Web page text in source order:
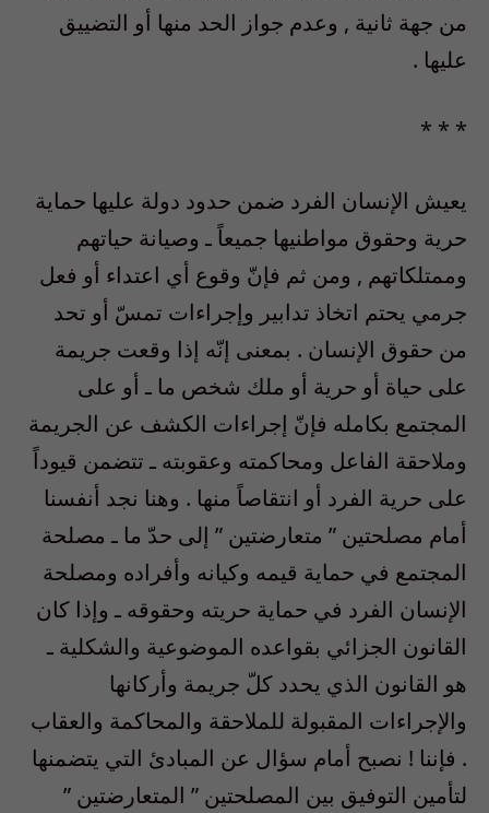
من جهة ثانية , وعدم جواز الحد منها أو التضييق
عليها .
* * *
يعيش الإنسان الفرد ضمن حدود دولة عليها حماية
حرية وحقوق مواطنيها جميعاً ـ وصيانة حياتهم
وممتلكاتهم , ومن ثم فإنّ وقوع أي اعتداء أو فعل
جرمي يحتم اتخاذ تدابير وإجراءات تمسّ أو تحد
من حقوق الإنسان . بمعنى إنّه إذا وقعت جريمة
على حياة أو حرية أو ملك شخص ما ـ أو على
المجتمع بكامله فإنّ إجراءات الكشف عن الجريمة
وملاحقة الفاعل ومحاكمته وعقوبته ـ تتضمن قيوداً
على حرية الفرد أو انتقاصاً منها . وهنا نجد أنفسنا
أمام مصلحتين ” متعارضتين ” إلى حدّ ما ـ مصلحة
المجتمع في حماية قيمه وكيانه وأفراده ومصلحة
الإنسان الفرد في حماية حريته وحقوقه ـ وإذا كان
القانون الجزائي بقواعده الموضوعية والشكلية ـ
هو القانون الذي يحدد كلّ جريمة وأركانها
والإجراءات المقبولة للملاحقة والمحاكمة والعقاب
. فإننا ! نصبح أمام سؤال عن المبادئ التي يتضمنها
لتأمين التوفيق بين المصلحتين ” المتعارضتين ”